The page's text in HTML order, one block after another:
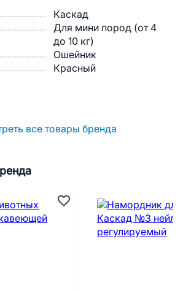
Каскад
Для мини пород (от 4
до 10 кг)
Ошейник
Красный
все товары бренда